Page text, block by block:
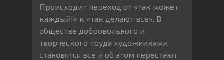
Происходит переход от «так может
каждый!» к «так делают все». В
обществе добровольного и
творческого труда художниками
становятся все и об этом перестают